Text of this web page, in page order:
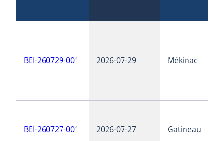
BEI-260729-001 2026-07-29 Mékinac
BEI-260727-001 2026-07-27 Gatineau